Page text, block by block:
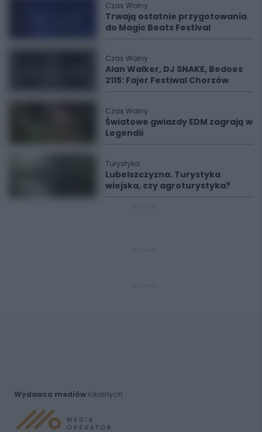
Czas Wolny
Trwają ostatnie przygotowania
do Magic Beats Festival
Czas Wolny
Alan Walker, DJ SNAKE, Bedoes
2115: Fajer Festiwal Chorzów
Czas Wolny
Światowe gwiazdy EDM zagrają w
Legendii
Turystyka
Lubelszczyzna. Turystyka
wiejska, czy agroturystyka?
Wydawca mediówlokalnych